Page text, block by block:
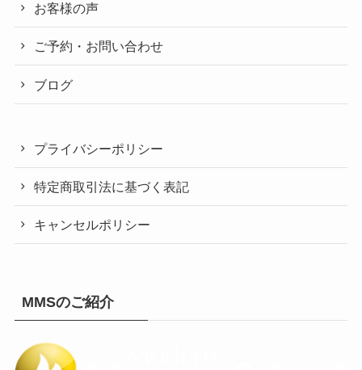
お客様の声
ご予約・お問い合わせ
ブログ
プライバシーポリシー
特定商取引法に基づく表記
キャンセルポリシー
MMSのご紹介